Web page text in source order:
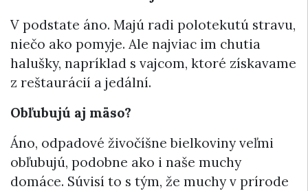
V podstate áno. Majú radi polotekutú stravu,
niečo ako pomyje. Ale najviac im chutia
halušky, napríklad s vajcom, ktoré získavame
z reštaurácií a jedální.
Obľubujú aj mäso?
Áno, odpadové živočíšne bielkoviny veľmi
obľubujú, podobne ako i naše muchy
domáce. Súvisí to s tým, že muchy v prírode